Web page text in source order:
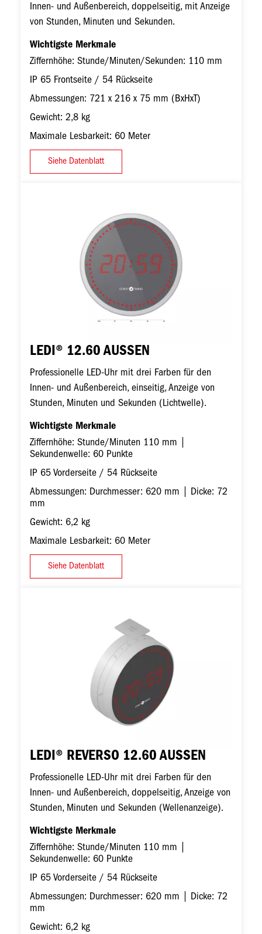
Innen- und Außenbereich, doppelseitig, mit Anzeige
von Stunden, Minuten und Sekunden.
Wichtigste Merkmale
Ziffernhöhe: Stunde/Minuten/Sekunden: 110 mm
IP 65 Frontseite / 54 Rückseite
Abmessungen: 721 x 216 x 75 mm (BxHxT)
Gewicht: 2,8 kg
Maximale Lesbarkeit: 60 Meter
Siehe Datenblatt
LEDI® 12.60 AUSSEN
Professionelle LED-Uhr mit drei Farben für den
Innen- und Außenbereich, einseitig, Anzeige von
Stunden, Minuten und Sekunden (Lichtwelle).
Wichtigste Merkmale
Ziffernhöhe: Stunde/Minuten 110 mm |
Sekundenwelle: 60 Punkte
IP 65 Vorderseite / 54 Rückseite
Abmessungen: Durchmesser: 620 mm | Dicke: 72
mm
Gewicht: 6,2 kg
Maximale Lesbarkeit: 60 Meter
Siehe Datenblatt
LEDI® REVERSO 12.60 AUSSEN
Professionelle LED-Uhr mit drei Farben für den
Innen- und Außenbereich, doppelseitig, Anzeige von
Stunden, Minuten und Sekunden (Wellenanzeige).
Wichtigste Merkmale
Ziffernhöhe: Stunde/Minuten 110 mm |
Sekundenwelle: 60 Punkte
IP 65 Vorderseite / 54 Rückseite
Abmessungen: Durchmesser: 620 mm | Dicke: 72
mm
Gewicht: 6,2 kg